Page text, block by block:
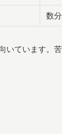
数
いています。